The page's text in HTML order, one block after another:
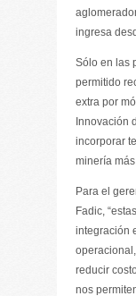
ingresa
Sólo en las
permitido
extra por
Innovación
incorporar
minería
Para el
Fadic,
integración
reducir
nos